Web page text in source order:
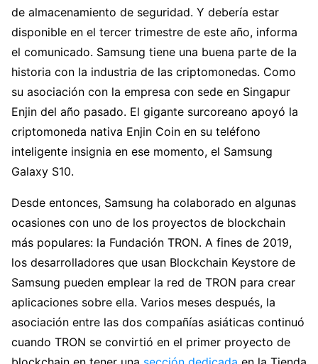
de almacenamiento de seguridad. Y debería estar
disponible en el tercer trimestre de este año, informa
el comunicado. Samsung tiene una buena parte de la
historia con la industria de las criptomonedas. Como
su asociación con la empresa con sede en Singapur
Enjin del año pasado. El gigante surcoreano apoyó la
criptomoneda nativa Enjin Coin en su teléfono
inteligente insignia en ese momento, el Samsung
Galaxy S10.
Desde entonces, Samsung ha colaborado en algunas
ocasiones con uno de los proyectos de blockchain
más populares: la Fundación TRON. A fines de 2019,
los desarrolladores que usan Blockchain Keystore de
Samsung pueden emplear la red de TRON para crear
aplicaciones sobre ella. Varios meses después, la
asociación entre las dos compañías asiáticas continuó
cuando TRON se convirtió en el primer proyecto de